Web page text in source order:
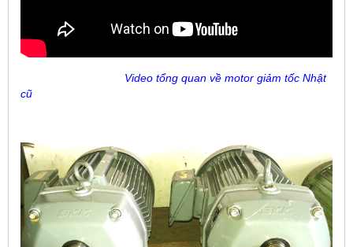
Video tổng quan về motor giảm tốc Nhật
cũ